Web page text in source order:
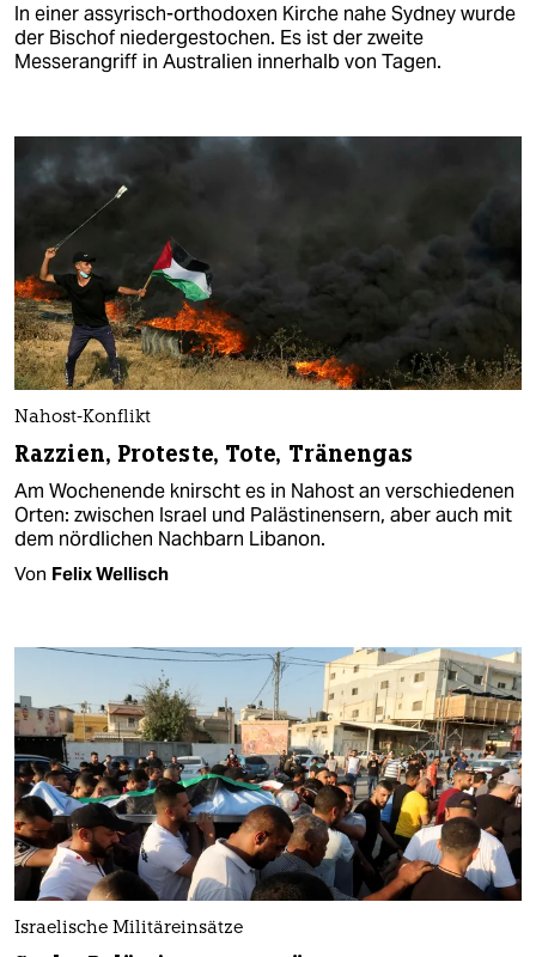
In einer assyrisch-orthodoxen Kirche nahe Sydney wurde
der Bischof niedergestochen. Es ist der zweite
Messerangriff in Australien innerhalb von Tagen.
Nahost-Konflikt
Razzien, Proteste, Tote, Tränengas
Am Wochenende knirscht es in Nahost an verschiedenen
Orten: zwischen Israel und Palästinensern, aber auch mit
dem nördlichen Nachbarn Libanon.
Von Felix Wellisch
Israelische Militäreinsätze